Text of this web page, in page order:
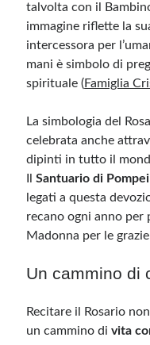
talvolta con il
immagine riflette la
intercessora per
mani è simbolo di
spirituale ​(Famiglia
La simbologia del
celebrata anche
dipinti in tutto il
IlSantuario di Pompei
legati a questa
recano ogni anno per
Madonna per le
Un cammino di
Recitare il Rosario
un cammino divita